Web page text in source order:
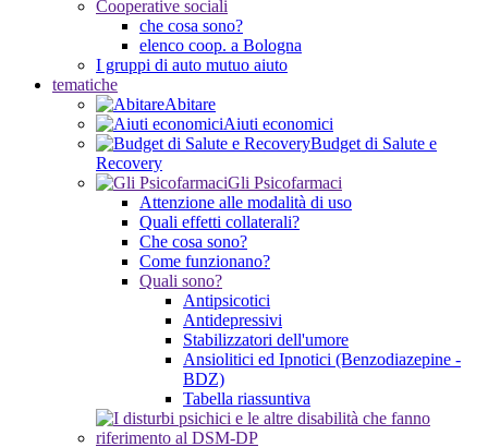
Cooperative sociali
che cosa sono?
elenco coop. a Bologna
I gruppi di auto mutuo aiuto
tematiche
Abitare
Aiuti economici
Budget di Salute e
Recovery
Gli Psicofarmaci
Attenzione alle modalità di uso
Quali effetti collaterali?
Che cosa sono?
Come funzionano?
Quali sono?
Antipsicotici
Antidepressivi
Stabilizzatori dell'umore
Ansiolitici ed Ipnotici (Benzodiazepine -
BDZ)
Tabella riassuntiva